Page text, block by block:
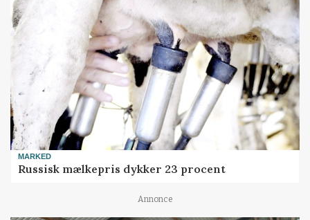
MARKED
Russisk mælkepris dykker 23 procent
Annonce